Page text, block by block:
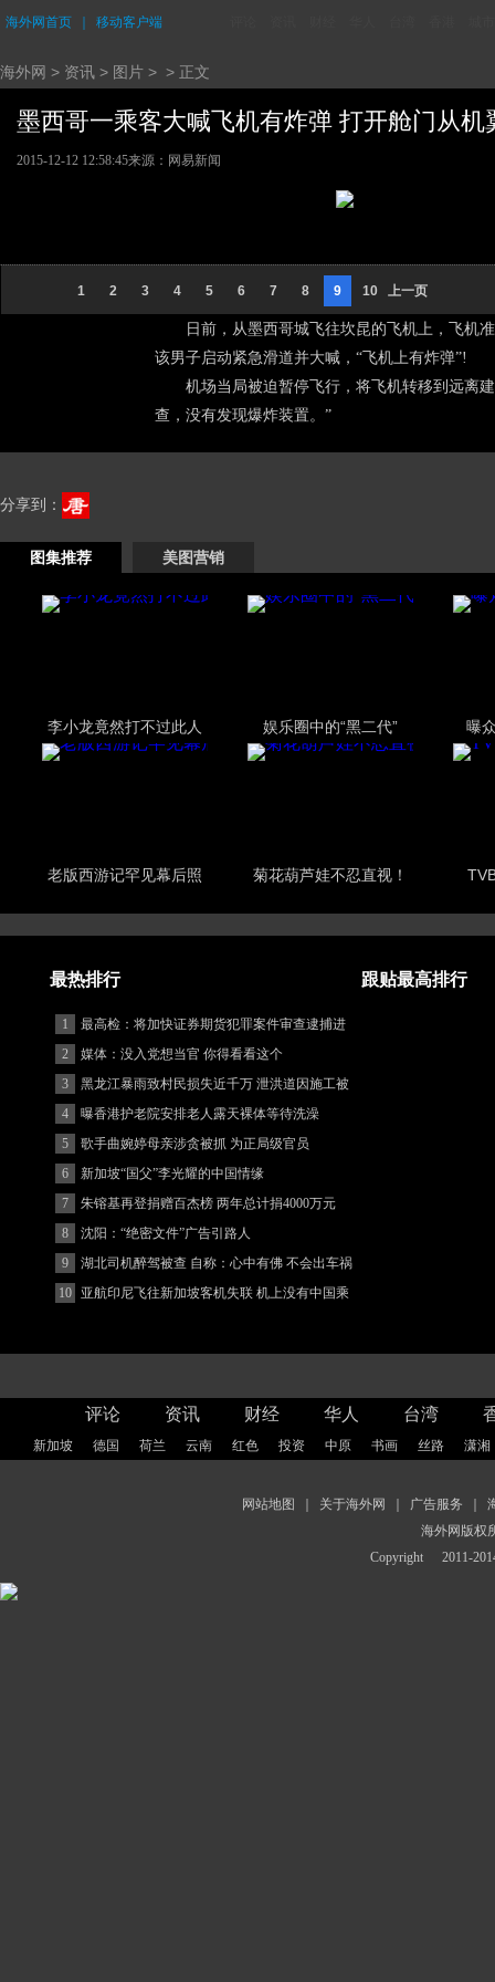
海外网首页 移动客户端
海外网 > 资讯 > 图片 > > 正文
墨西哥一乘客大喊飞机有炸弹 打开舱门从
2015-12-12 12:58:45来源：网易新闻
1 2 3 4 5 6 7 8 9 10 上一页
日前，从墨西哥城飞往坎昆的飞机上，飞机准
该男子启动紧急滑道并大喊，“飞机上有炸弹”!
机场当局被迫暂停飞行，将飞机转移到远离建
查，没有发现爆炸装置。”
分享到：
图集推荐 美图营销
李小龙竟然打不过此人 娱乐圈中的“黑二代” 曝
老版西游记罕见幕后照 菊花葫芦娃不忍直视！
最热排行 跟贴最高排行
1
最高检：将加快证券期货犯罪案件审查逮捕进
度
2
媒体：没入党想当官 你得看看这个
3
黑龙江暴雨致村民损失近千万 泄洪道因施工被
堵
4
曝香港护老院安排老人露天裸体等待洗澡
5
歌手曲婉婷母亲涉贪被抓 为正局级官员
6
新加坡“国父”李光耀的中国情缘
7
朱镕基再登捐赠百杰榜 两年总计捐4000万元
8
沈阳：“绝密文件”广告引路人
9
湖北司机醉驾被查 自称：心中有佛 不会出车祸
(图)
10
亚航印尼飞往新加坡客机失联 机上没有中国乘
评论 资讯 财经 华人 台湾
新加坡 德国 荷兰 云南 红色 投资 中原 书画 丝路 潇湘
网站地图 关于海外网 广告服务
海外网版权
Copyright
2011-